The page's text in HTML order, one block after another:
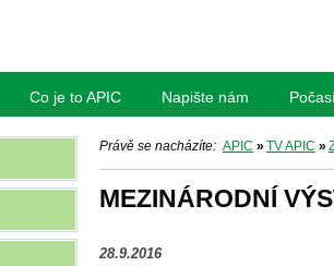
Co je to APIC Napište nám
Právě se nacházíte: APIC » TV APIC »
MEZINÁRODNÍ
28.9.2016